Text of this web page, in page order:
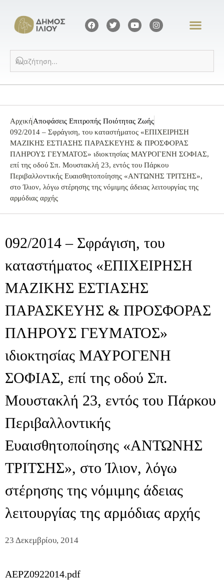
ΑρχικήΑποφάσεις Επιτροπής Ποιότητας Ζωής
092/2014 – Σφράγιση, του καταστήματος «ΕΠΙΧΕΙΡΗΣΗ
ΜΑΖΙΚΗΣ ΕΣΤΙΑΣΗΣ ΠΑΡΑΣΚΕΥΗΣ & ΠΡΟΣΦΟΡΑΣ
ΠΛΗΡΟΥΣ ΓΕΥΜΑΤΟΣ» ιδιοκτησίας ΜΑΥΡΟΓΕΝΗ ΣΟΦΙΑΣ,
επί της οδού Σπ. Μουστακλή 23, εντός του Πάρκου
Περιβαλλοντικής Ευαισθητοποίησης «ΑΝΤΩΝΗΣ ΤΡΙΤΣΗΣ»,
στο Ίλιον, λόγω στέρησης της νόμιμης άδειας λειτουργίας της
αρμόδιας αρχής
092/2014 – Σφράγιση, του
καταστήματος «ΕΠΙΧΕΙΡΗΣΗ
ΜΑΖΙΚΗΣ ΕΣΤΙΑΣΗΣ
ΠΑΡΑΣΚΕΥΗΣ & ΠΡΟΣΦΟΡΑΣ
ΠΛΗΡΟΥΣ ΓΕΥΜΑΤΟΣ»
ιδιοκτησίας ΜΑΥΡΟΓΕΝΗ
ΣΟΦΙΑΣ, επί της οδού Σπ.
Μουστακλή 23, εντός του Πάρκου
Περιβαλλοντικής
Ευαισθητοποίησης «ΑΝΤΩΝΗΣ
ΤΡΙΤΣΗΣ», στο Ίλιον, λόγω
στέρησης της νόμιμης άδειας
λειτουργίας της αρμόδιας αρχής
23 Δεκεμβρίου, 2014
AEPZ0922014.pdf